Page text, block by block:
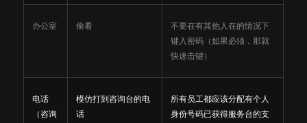
办公室 偷看
不要在有其他人在的情况下
键入密码（如果必须，那就
快速击键）
电话
（咨询
模仿打到咨询台的电
话
所有员工都应该分配有个人
身份号码已获得服务台的支